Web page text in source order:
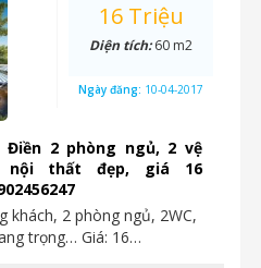
Điền 2 phòng ngủ, 2 vệ
nội thất đẹp, giá 16
khách, 2 phòng ngủ, 2WC,
trọng… Giá: 16…
16 Triệu
Diện tích:60 m2
Ngày đăng: 10-04-2017